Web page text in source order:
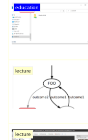
education
lecture
lecture